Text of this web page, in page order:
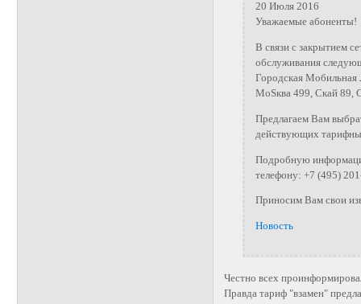
20 Июля 2016
Уважаемые абоненты!
В связи с закрытием
обслуживания
Городская Мобильная
MoSква 499, Скай 89,
Предлагаем Вам
действующих
Подробную
телефону: +7 (495)
Приносим Вам свои
Новость
Честно всех
Правда тариф "взамен"